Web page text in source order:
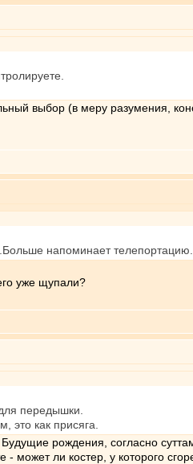
выбор (в меру разумения,
напоминает
уже щупали?
передышки.
как присяга.
рождения, согласно
ли костер, у которого